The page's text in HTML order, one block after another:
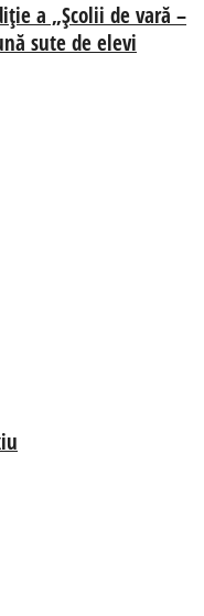
a „Școlii de vară –
sute de elevi